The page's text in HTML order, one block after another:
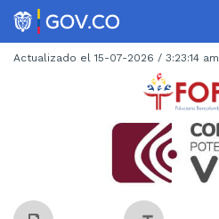
Actualizado el 15-07-2026 / 3:23:14 am